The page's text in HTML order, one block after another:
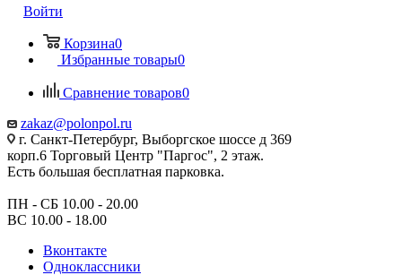
Войти
Корзина0
Избранные товары0
Сравнение товаров0
zakaz@polonpol.ru
г. Санкт-Петербург, Выборгское шоссе д 369
корп.6 Торговый Центр "Паргос", 2 этаж.
Есть большая бесплатная парковка.
ПН - СБ 10.00 - 20.00
ВС 10.00 - 18.00
Вконтакте
Одноклассники